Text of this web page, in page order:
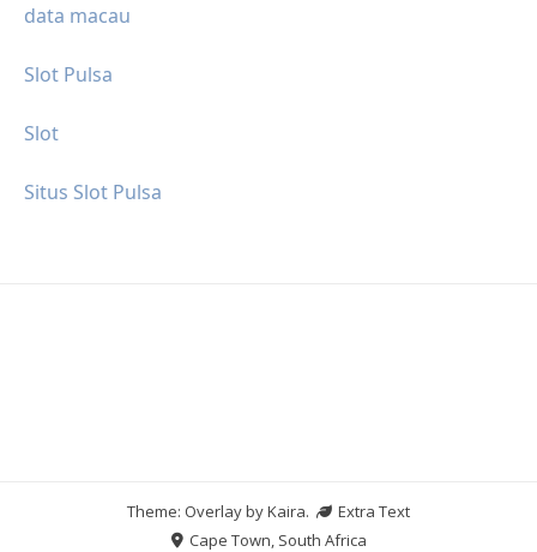
data macau
Slot Pulsa
Slot
Situs Slot Pulsa
Theme: Overlay byKaira.
Extra Text
Cape Town, South Africa